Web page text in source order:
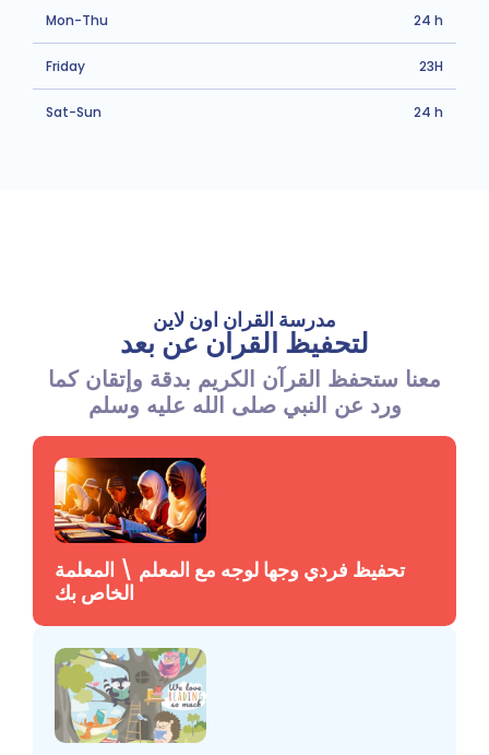
Mon-Thu 24 h
Friday 23H
Sat-Sun 24 h
مدرسة القران اون لاين
لتحفيظ القران عن بعد
معنا ستحفظ القرآن الكريم بدقة وإتقان كما
ورد عن النبي صلى الله عليه وسلم
تحفيظ فردي وجها لوجه مع المعلم \ المعلمة
الخاص بك